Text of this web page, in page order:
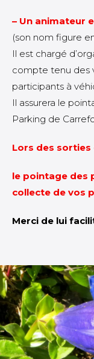
– Un animateur
(son nom figure
Il est chargé
compte tenu des
participants à
Il assurera le
Parking de
Lors des sorties
le pointage des
collecte de vos
Merci de lui